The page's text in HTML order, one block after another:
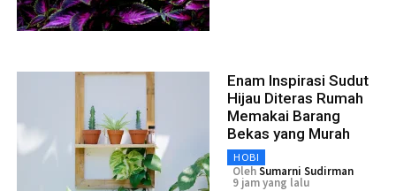
Enam Inspirasi Sudut
Hijau Diteras Rumah
Memakai Barang
Bekas yang Murah
HOBI
OlehSumarni Sudirman
9 jam yang lalu